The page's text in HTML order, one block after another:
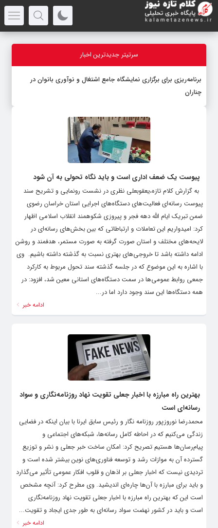
سرتیتر جدیدترین اخبار
برنامه‌ریزی برای برگزاری نمایشگاه جامع اشتغال و نوآوری بانوان در
چناران
پیوست یک ضعف اداری است و باید نگاه تحولی به آن شود
به گزارش کلام تازه،یعقوبعلی نظری در نشست رونمایی و تشریح سند
پیوست رسانه‌ای فعالیت‌های دستگاه‌های اجرایی استان خراسان رضوی
ضمن تبریک ایام الله دهه فجر و پیروزی شکوهمند انقلاب اسلامی اظهار
کرد: امیدواریم این تعاملات و ارتباطاتی که بین بخش‌های رسانه‌ای در
لایحه‌های مختلف و استان صورت گرفته به صورت مستمر، هدفمند و روشن
ادامه داشته باشد تا خروجی‌های بهتری نسبت به گذشته داشته باشیم. وی
با اشاره به این موضوع که در جلسه گذشته سند تحول مربوط به کارکرد
جمعی روابط عمومی‌ها در سمت دستگاه‌های استانی معین شد، افزود: در
همه دستگاه‌ها این سند وجود دارد اما در...
ادامه خبر
بهترین راه مبارزه با اخبار جعلی تقویت نهاد روزنامه‌نگاری و سواد
رسانه‌ای است
محمدرضا نوروزپور روزنامه‌ نگار و رئیس سابق ایرنا با بیان اینکه در فضایی
زندگی می‌کنیم که در احاطه کامل رسانه‌ها، شبکه‌های اجتماعی و
پیام‌رسان‌ها هستیم تصریح کرد: امکان ساخت خبر جعلی و نشر و توزیع
گسترده آن به ‌موازات رشد و توسعه فناوری‌های نوین بیشتر شده است و
تردیدی نیست که اخبار جعلی بر اذهان و قلوب افکار عمومی تأثیر می‌گذارد
و باید برای مبارزه با آن‌ها چاره‌ای اندیشید. وی مطرح کرد: آنچه مشخص
است این‌ که بهترین راه مبارزه با اخبار جعلی تقویت نهاد روزنامه‌نگاری
است و باید در کشور نهضت سواد رسانه‌ای به ‌طور جدی ایجاد و تقویت...
ادامه خبر